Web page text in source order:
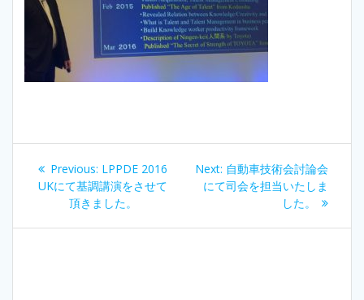
Post
navigation
Previous: Previous
post:
LPPDE 2016
UKにて基調講演をさせて
頂きました。
Next: Next
post:
自動車技術会討論会
にて司会を担当いたしま
した。